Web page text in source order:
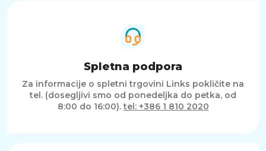
Spletna podpora
Za informacije o spletni trgovini Links pokličite na
tel. (dosegljivi smo od ponedeljka do petka, od
8:00 do 16:00).tel: +386 1 810 2020